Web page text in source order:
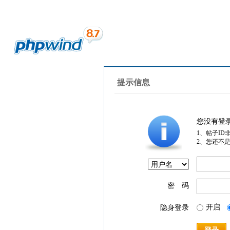
提示信息
您没有登
1、帖子ID
2、您还不
密 码
隐身登录 开启